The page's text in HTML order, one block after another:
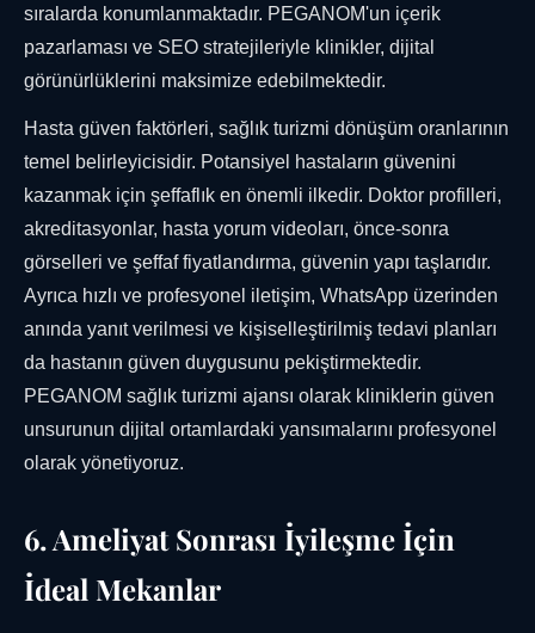
sıralarda konumlanmaktadır. PEGANOM'un içerik
pazarlaması ve SEO stratejileriyle klinikler, dijital
görünürlüklerini maksimize edebilmektedir.
Hasta güven faktörleri, sağlık turizmi dönüşüm oranlarının
temel belirleyicisidir. Potansiyel hastaların güvenini
kazanmak için şeffaflık en önemli ilkedir. Doktor profilleri,
akreditasyonlar, hasta yorum videoları, önce-sonra
görselleri ve şeffaf fiyatlandırma, güvenin yapı taşlarıdır.
Ayrıca hızlı ve profesyonel iletişim, WhatsApp üzerinden
anında yanıt verilmesi ve kişiselleştirilmiş tedavi planları
da hastanın güven duygusunu pekiştirmektedir.
PEGANOM sağlık turizmi ajansı olarak kliniklerin güven
unsurunun dijital ortamlardaki yansımalarını profesyonel
olarak yönetiyoruz.
6. Ameliyat Sonrası İyileşme İçin
İdeal Mekanlar